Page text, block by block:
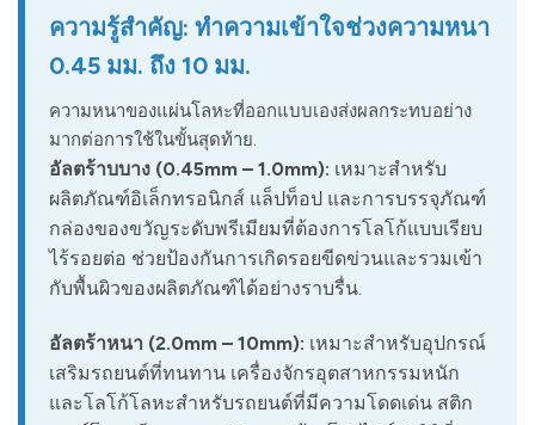
ความรู้สำคัญ: ทำความเข้าใจช่วงความหนา
0.45 มม. ถึง 10 มม.
ความหนาของแผ่นโลหะที่ออกแบบเองส่งผลกระทบอย่าง
มากต่อการใช้ในขั้นสุดท้าย.
อัลตร้าบบาง (0.45mm – 1.0mm): เหมาะสำหรับ
ผลิตภัณฑ์อิเล็กทรอนิกส์ แล็ปท็อป และการบรรจุภัณฑ์
กล่องของขวัญระดับพรีเมียมที่ต้องการโลโก้แบบเรียบ
ไร้รอยต่อ ช่วยป้องกันการเกิดรอยขีดข่วนและรวมเข้า
กับพื้นผิวของผลิตภัณฑ์ได้อย่างราบรื่น.
อัลตร้าหนา (2.0mm – 10mm): เหมาะสำหรับอุปกรณ์
เสริมรถยนต์ที่ทนทาน เครื่องจักรอุตสาหกรรมหนัก
และโลโก้โลหะสำหรับรถยนต์ที่มีความโดดเด่น สติก